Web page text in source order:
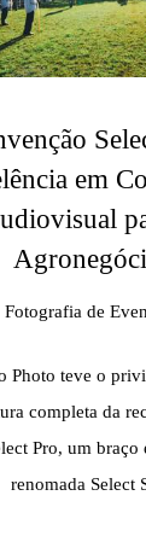
em
Fotografia de
Photo teve o
completa da
Pro, um braço
renomada Select